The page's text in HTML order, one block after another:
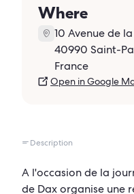
Where
10 Avenue de
40990 Saint-
France
Open in Google
Description
A l'occasion de la
de Dax organise une